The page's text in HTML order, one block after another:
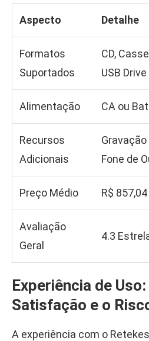
Aspecto Detalhe
Formatos
Suportados
CD,
USB Drive
Alimentação CA ou
Recursos
Adicionais
Fone de
Preço Médio R$ 857,04
Avaliação
Geral
4.3
Experiência de
Satisfação e o
A experiência com o